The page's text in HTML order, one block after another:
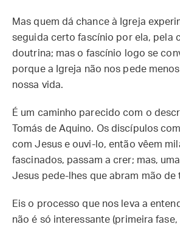
Mas quem dá chance à Igreja
seguida certo fascínio por ela, pela
doutrina; mas o fascínio logo se
porque a Igreja não nos pede
nossa vida.
É um caminho parecido com o
Tomás de Aquino. Os discípulos
com Jesus e ouvi-lo, então vêem
fascinados, passam a crer; mas,
Jesus pede-lhes que abram mão de
Eis o processo que nos leva a
não é só interessante (primeira fase,